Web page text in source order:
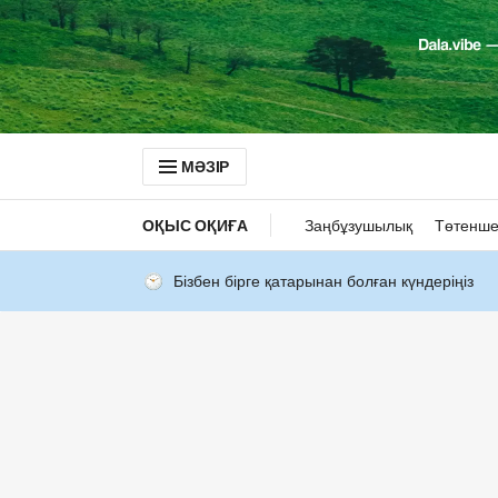
МӘЗІР
ОҚЫС ОҚИҒА Заңбұзушылық
Бізбен бірге қатарынан болған күндеріңіз